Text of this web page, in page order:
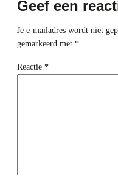
Geef een
Je e-mailadres wordt niet
gemarkeerd met *
Reactie *